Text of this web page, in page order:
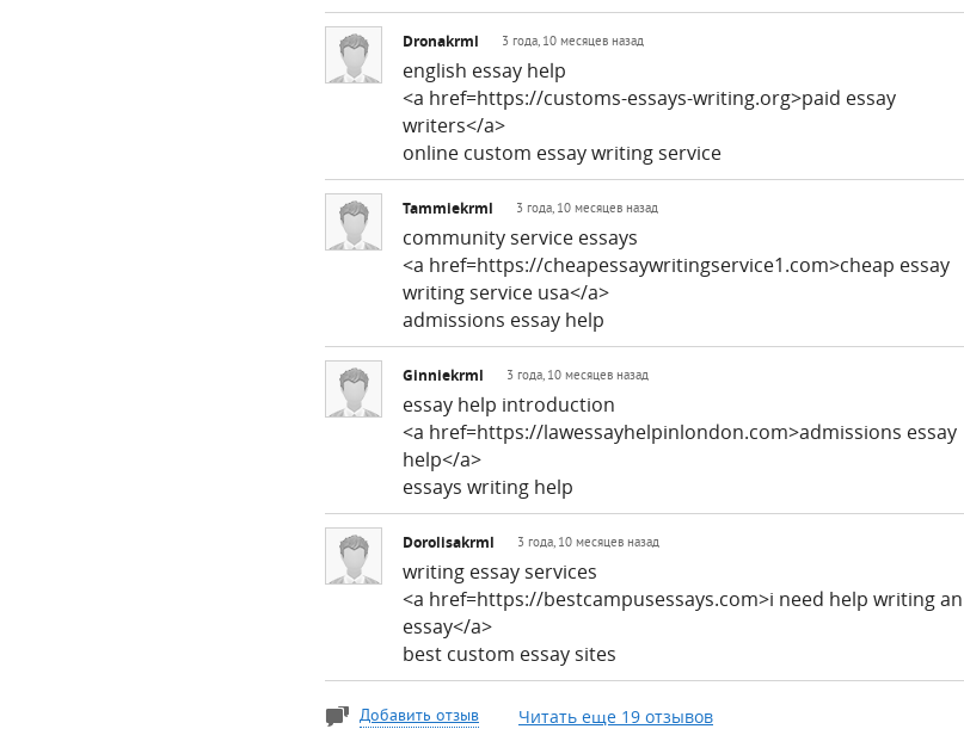
Dronakrml 3 года, 10 месяцев назад
english essay help
<a href=https://customs-essays-writing.org>paid essay
writers</a>
online custom essay writing service
Tammiekrml 3 года, 10 месяцев назад
community service essays
<a href=https://cheapessaywritingservice1.com>cheap essay
writing service usa</a>
admissions essay help
Ginniekrml 3 года, 10 месяцев назад
essay help introduction
<a href=https://lawessayhelpinlondon.com>admissions essay
help</a>
essays writing help
Dorolisakrml 3 года, 10 месяцев назад
writing essay services
<a href=https://bestcampusessays.com>i need help writing an
essay</a>
best custom essay sites
Добавить отзыв Читать еще 19 отзывов